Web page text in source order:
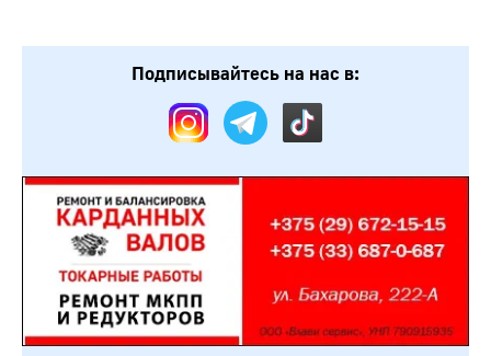
Подписывайтесь на нас в: